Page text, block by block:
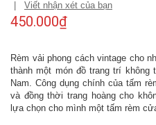
Viết nhận xét của bạn
450.000₫
Rèm vải phong cách vintage cho
thành một món đồ trang trí không
Nam. Công dụng chính của tấm
và đồng thời trang hoàng cho
lựa chọn cho mình một tấm rèm